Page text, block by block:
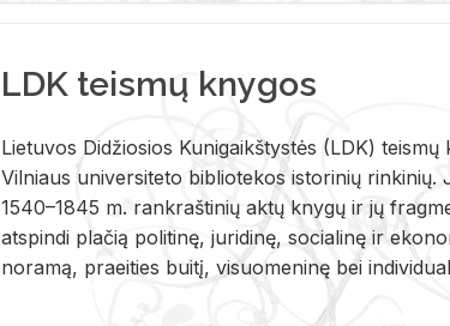
LDK teismų knygos
Lie­tu­vos Di­džio­sios Ku­ni­gaikš­tys­tės (LDK)
Vil­niaus uni­ver­si­te­to bi­b­lio­te­kos is­to­ri­nių rin­ki­nių.
1540–1845 m. rank­raš­ti­nių aktų kny­gų ir jų
at­spin­di pla­čią po­li­ti­nę, ju­ri­di­nę, so­cia­li­nę ir
no­ra­mą, pra­ei­ties bui­tį, vi­suo­me­ni­nę bei